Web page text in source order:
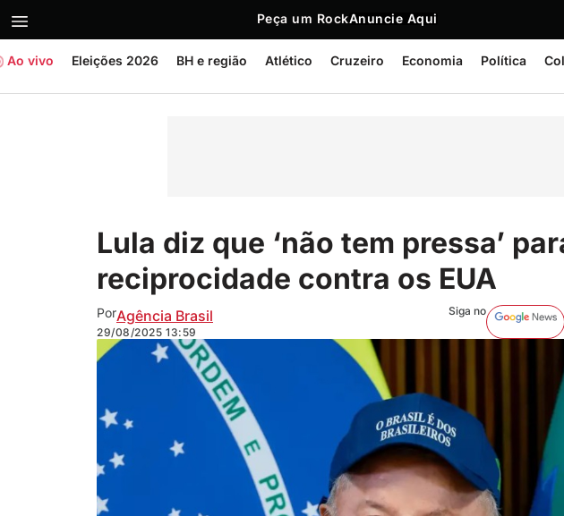
Peça um RockAnuncie Aqui
Ao vivo Eleições 2026 BH e região Atlético Cruzeiro Economia Política
Lula diz que ‘não tem pressa’
reciprocidade contra os EUA
PorAgência Brasil
29/08/2025 13:59
Siga no